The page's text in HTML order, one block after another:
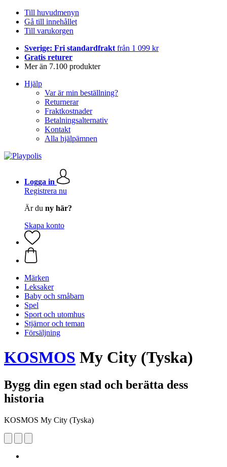
Till huvudmenyn
Gå till innehållet
Till varukorgen
Sverige: Fri standardfrakt från 1 099 kr
Gratis returer
Mer än 7.100 produkter
Hjälp
Var är min beställning?
Returnerar
Fraktkostnader
Betalningsalternativ
Kontakt
Alla hjälpämnen
Logga in
Registrera nu
Är du ny här?
Skapa konto
Märken
Leksaker
Baby och småbarn
Spel
Sport och utomhus
Stjärnor och teman
Försäljning
KOSMOS My City (Tyska)
Bygg din egen stad och berätta dess
historia
KOSMOS My City (Tyska)